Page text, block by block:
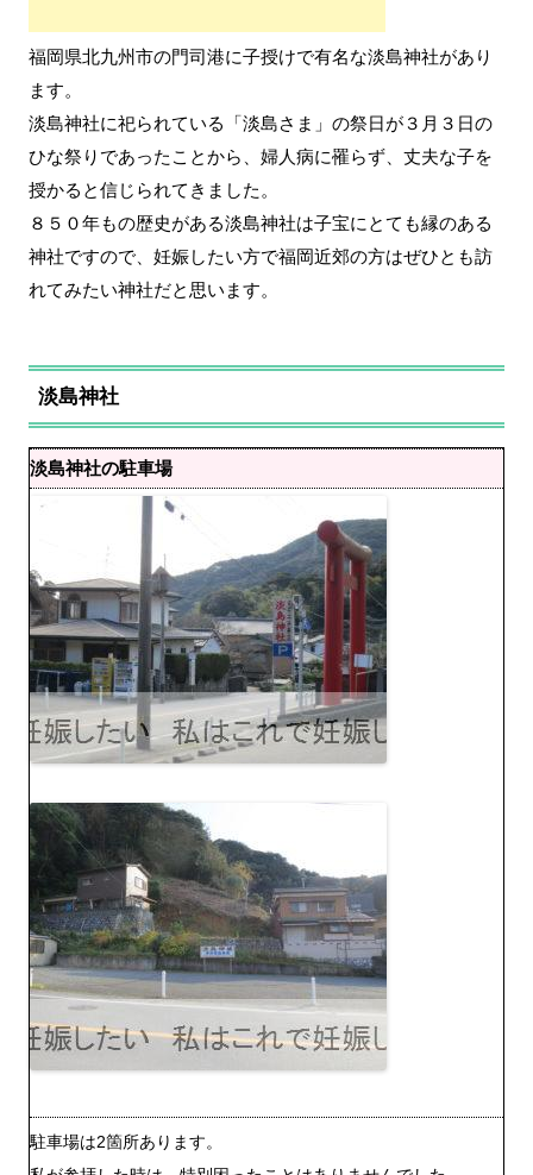
福岡県北九州市の門司港に子授けで有名な淡島神社があり
ます。
淡島神社に祀られている「淡島さま」の祭日が３月３日の
ひな祭りであったことから、 婦人病に罹らず、丈夫な子を
授かる と信じられてきました。
８５０年もの歴史がある淡島神社は子宝にとても縁のある
神社ですので、妊娠したい方で福岡近郊の方はぜひとも訪
れてみたい神社だと思います。
淡島神社
淡島神社の駐車場
駐車場は2箇所あります。